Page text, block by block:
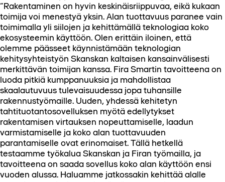
”Rakentaminen on hyvin keskinäisriippuvaa, eikä kukaan
toimija voi menestyä yksin. Alan tuottavuus paranee vain
toimimalla yli siilojen ja kehittämällä teknologiaa koko
ekosysteemin käyttöön. Olen erittäin iloinen, että
olemme päässeet käynnistämään teknologian
kehitysyhteistyön Skanskan kaltaisen kansainvälisesti
merkittävän toimijan kanssa. Fira Smartin tavoitteena on
luoda pitkiä kumppanuuksia ja mahdollistaa
skaalautuvuus tulevaisuudessa jopa tuhansille
rakennustyömaille. Uuden, yhdessä kehitetyn
tahtituotantosovelluksen myötä edellytykset
rakentamisen virtauksen nopeuttamiselle, laadun
varmistamiselle ja koko alan tuottavuuden
parantamiselle ovat erinomaiset. Tällä hetkellä
testaamme työkalua Skanskan ja Firan työmailla, ja
tavoitteena on saada sovellus koko alan käyttöön ensi
vuoden alussa. Haluamme jatkossakin kehittää alalle